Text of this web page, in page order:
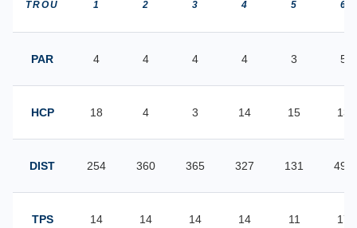
TROU 1 2 3 4 5 6
PAR 4 4 4 4 3 5
HCP 18 4 3 14 15 13
DIST 254 360 365 327 131 496
TPS 14 14 14 14 11 17